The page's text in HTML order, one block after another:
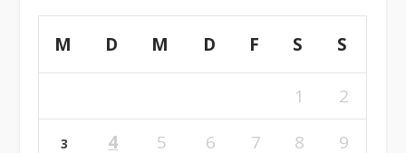
M D M D F S S
1 2
3 4 5 6 7 8
9